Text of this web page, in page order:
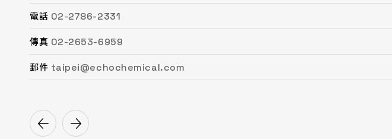
電話 02-2786-2331
傳真 02-2653-6959
郵件 taipei@echochemical.com
電話 03-494-6939
傳真 03-493-0687
郵件 chungli@echochemical.com
電話 037-621-088
傳真 037-615-096
郵件 miaoli@echochemical.com
電話 04-2472-8859
傳真 04-2472-8825
郵件 taichung@echochemical.com
電話 06-243-6589
傳真 06-253-8208
郵件 tainan@echochemical.com
電話 07-753-9988
傳真 07-753-1958
郵件 kaohsiung@echochemical.com